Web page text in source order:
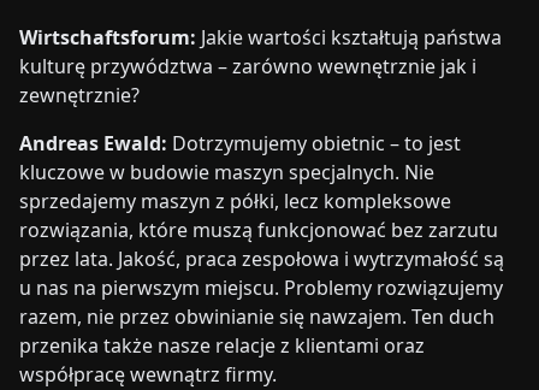
Wirtschaftsforum: Jakie wartości kształtują państwa
kulturę przywództwa – zarówno wewnętrznie jak i
zewnętrznie?
Andreas Ewald: Dotrzymujemy obietnic – to jest
kluczowe w budowie maszyn specjalnych. Nie
sprzedajemy maszyn z półki, lecz kompleksowe
rozwiązania, które muszą funkcjonować bez zarzutu
przez lata. Jakość, praca zespołowa i wytrzymałość są
u nas na pierwszym miejscu. Problemy rozwiązujemy
razem, nie przez obwinianie się nawzajem. Ten duch
przenika także nasze relacje z klientami oraz
współpracę wewnątrz firmy.